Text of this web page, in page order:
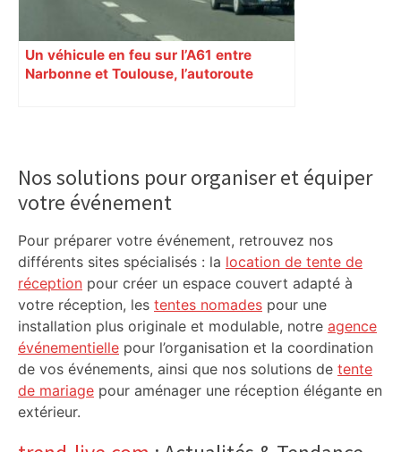
Un véhicule en feu sur l’A61 entre
Narbonne et Toulouse, l’autoroute
Sidebar
Nos solutions pour organiser et équiper
votre événement
Pour préparer votre événement, retrouvez nos
différents sites spécialisés : la location de tente de
réception pour créer un espace couvert adapté à
votre réception, les tentes nomades pour une
installation plus originale et modulable, notre agence
événementielle pour l’organisation et la coordination
de vos événements, ainsi que nos solutions de tente
de mariage pour aménager une réception élégante en
extérieur.